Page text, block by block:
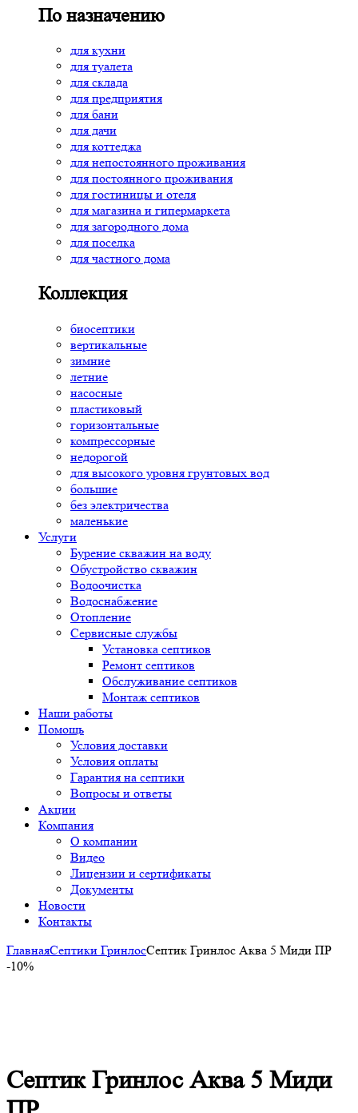
По назначению
для кухни
для туалета
для склада
для предприятия
для бани
для дачи
для коттеджа
для непостоянного проживания
для постоянного проживания
для гостиницы и отеля
для магазина и гипермаркета
для загородного дома
для поселка
для частного дома
Коллекция
биосептики
вертикальные
зимние
летние
насосные
пластиковый
горизонтальные
компрессорные
недорогой
для высокого уровня грунтовых вод
большие
без электричества
маленькие
Услуги
Бурение скважин на воду
Обустройство скважин
Водоочистка
Водоснабжение
Отопление
Сервисные службы
Установка септиков
Ремонт септиков
Обслуживание септиков
Монтаж септиков
Наши работы
Помощь
Условия доставки
Условия оплаты
Гарантия на септики
Вопросы и ответы
Акции
Компания
О компании
Видео
Лицензии и сертификаты
Документы
Новости
Контакты
ГлавнаяСептики ГринлосСептик Гринлос Аква 5 Миди ПР
-10%
Септик Гринлос Аква 5 Миди